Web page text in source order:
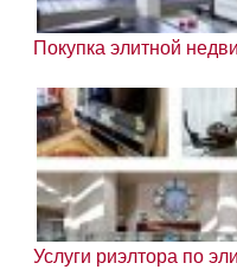
Покупка элитной
Услуги риэлтора по